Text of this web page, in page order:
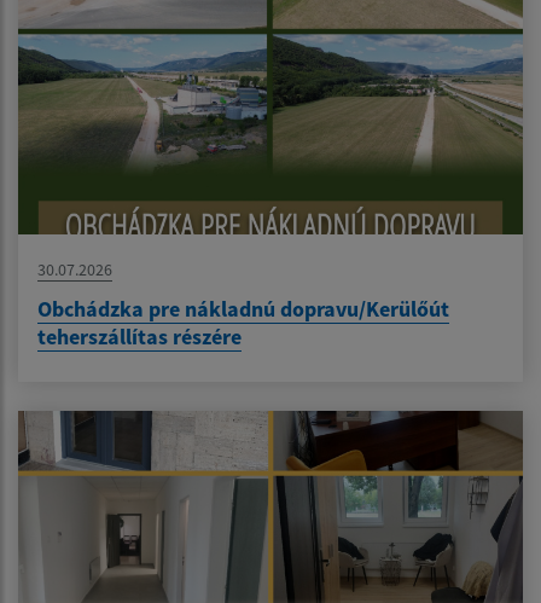
30.07.2026
Obchádzka pre nákladnú dopravu/Kerülőút
teherszállítas részére